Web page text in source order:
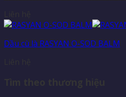
Dầu cù là RASYAN O-SOD BALM